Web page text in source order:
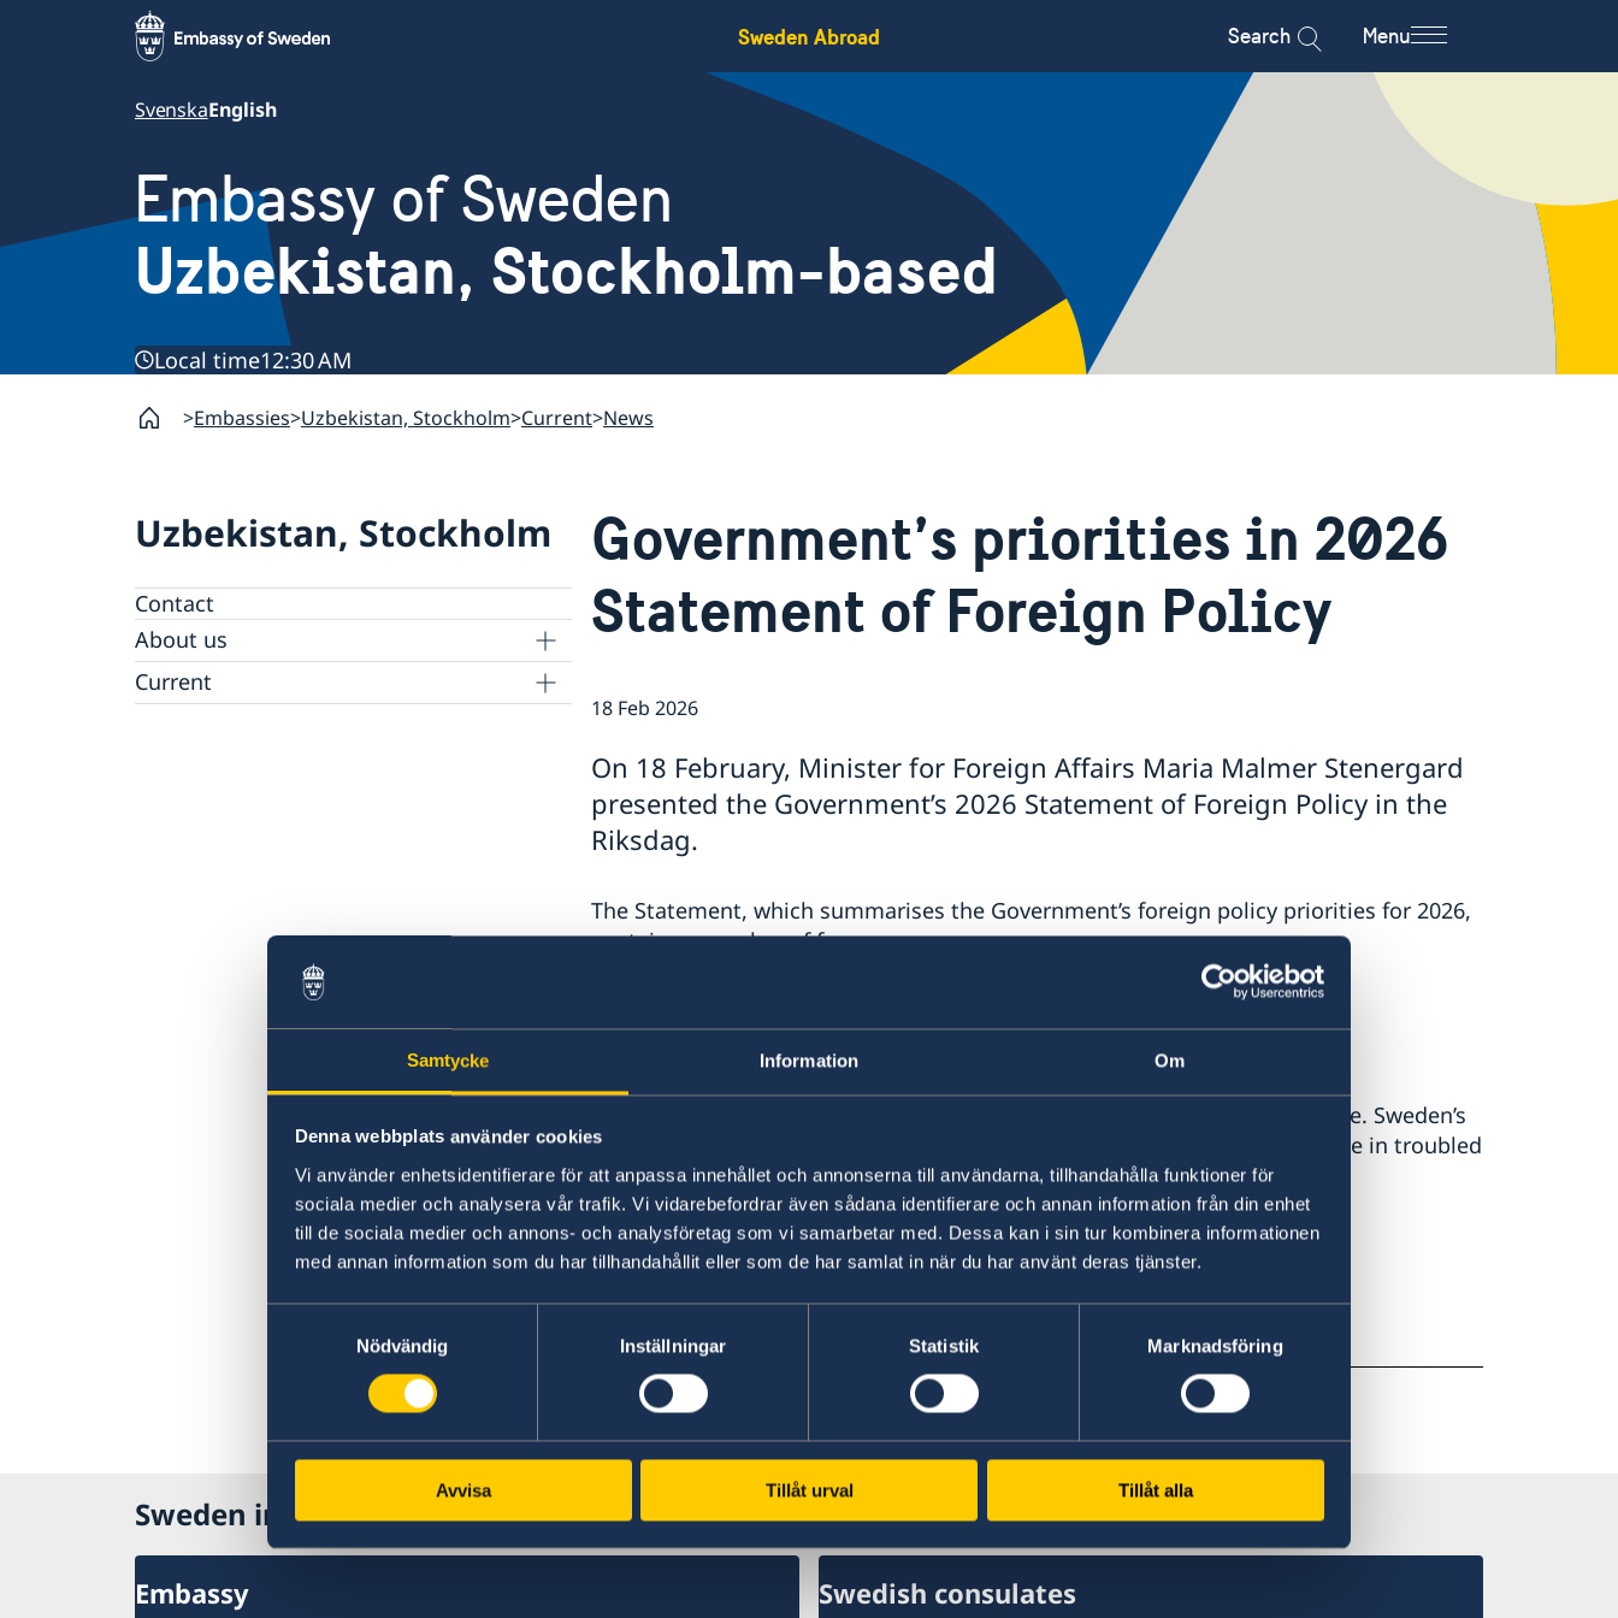
Samtycke Information Om
Denna webbplats använder cookies
Vi använder enhetsidentifierare för att anpassa innehållet och annonserna till användarna, tillhandahålla funktioner för
sociala medier och analysera vår trafik. Vi vidarebefordrar även sådana identifierare och annan information från din enhet
till de sociala medier och annons- och analysföretag som vi samarbetar med. Dessa kan i sin tur kombinera informationen
med annan information som du har tillhandahållit eller som de har samlat in när du har använt deras tjänster.
Nödvändig
Inställningar Statistik Marknadsföring
Avvisa Tillåt urval Tillåt alla
Sweden Abroad Search Menu
SvenskaEnglish
Embassy of Sweden
Uzbekistan, Stockholm-based
Local time12:30 AM
Embassies Uzbekistan, Stockholm Current News
Uzbekistan, Stockholm
Contact
About us
Data Protection Policy
Current
Government’s priorities in 2026
Statement of Foreign Policy
18 Feb 2026
On 18 February, Minister for Foreign Affairs Maria Malmer Stenergard
presented the Government’s 2026 Statement of Foreign Policy in the
Riksdag.
The Statement, which summarises the Government’s foreign policy priorities for 2026,
contains a number of focus areas:
Stronger cooperation in security and trade.
Gender equality and women’s empowerment.
“We have chosen to protect the security of Sweden and the Swedish people. Sweden’s
NATO membership makes our country more secure. We do not stand alone in troubled
times,” says Minister for Foreign Affairs Maria Malmer Stenergard.
Read the press release on government.se.
Read the full Statement on government.se.
Last updated 18 Feb 2026, 5.30 PM
Sweden in Uzbekistan
Embassy Swedish consulates